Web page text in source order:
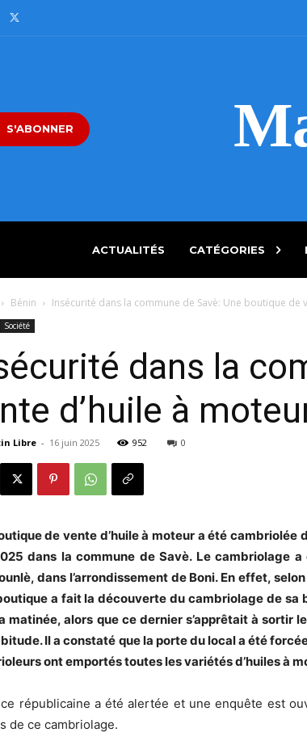
S'ABONNER
ACTUALITÉS CATÉGORIES
Bénin Insécurité dans la commune de Savè: Une boutique de
Société
dans la
d’huile à
Libre - 16 juin 2025 952 0
de vente d’huile à moteur a été cambriolée
dans la commune de Savè. Le cambriolage
dans l’arrondissement de Boni. En effet,
a fait la découverte du cambriolage de sa
matinée, alors que ce dernier s’apprêtait à sortir
Il a constaté que la porte du local a été
ont emportés toutes les variétés d’huiles à
républicaine a été alertée et une enquête est
de ce cambriolage.